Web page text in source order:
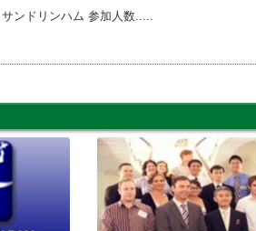
ンドリンハム 参加人数.....